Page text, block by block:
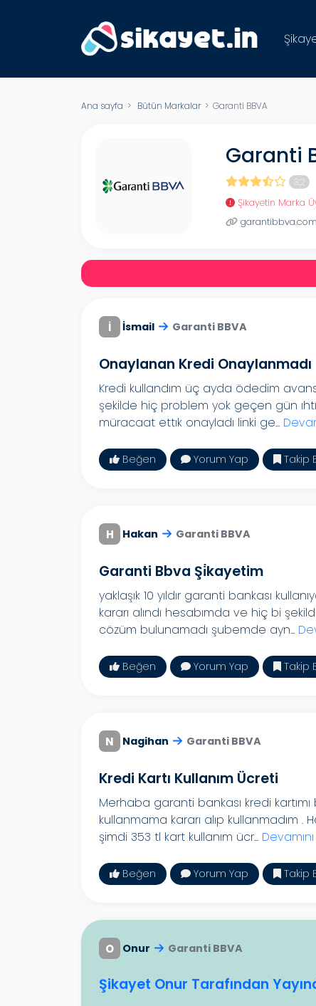
Ana sayfa > Bütün Markalar> Garanti BBVA
Garanti
3,2
Şikayetin Marka
İ İsmail Garanti BBVA
Onaylanan Kredi Onaylanmadı
Kredi kullandım üç ayda ödedim avans
şekilde hiç problem yok geçen gün
müracaat ettık onayladı linki ge...
Beğen Yorum Yap Takip
H Hakan Garanti BBVA
Garanti Bbva Şi̇kayetim
yaklaşık 10 yıldır garanti bankası
kararı alındı hesabımda ve hiç bi
cözüm bulunamadı şubemde ayn...
Beğen Yorum Yap Takip
N Nagihan Garanti BBVA
Kredi Kartı Kullanım Ücreti
Merhaba garanti bankası kredi
kullanmama kararı alıp kullanmadım .
şimdi 353 tl kart kullanım ücr...
Beğen Yorum Yap Takip
O Onur Garanti BBVA
Şikayet Onur Tarafından